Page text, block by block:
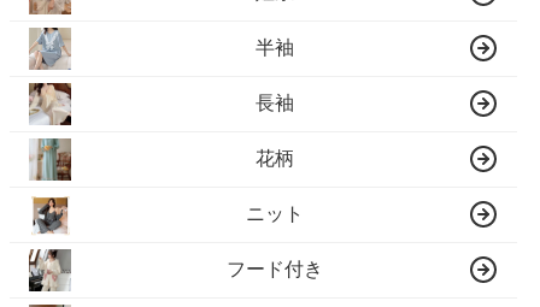
半袖
長袖
花柄
ニット
フード付き